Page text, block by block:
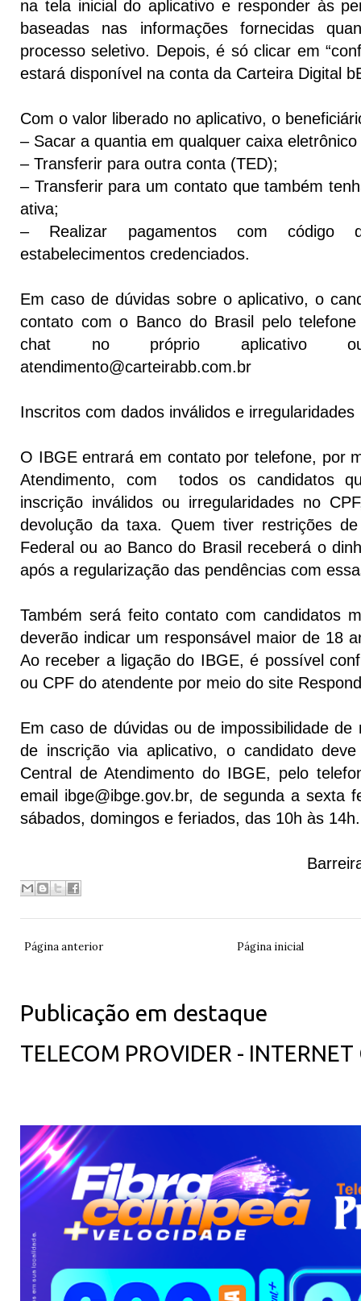
na tela inicial do aplicativo e responder às
baseadas nas informações fornecidas
processo seletivo. Depois, é só clicar em
estará disponível na conta da Carteira Digital
Com o valor liberado no aplicativo, o
– Sacar a quantia em qualquer caixa
– Transferir para outra conta (TED);
– Transferir para um contato que também
ativa;
– Realizar pagamentos com
estabelecimentos credenciados.
Em caso de dúvidas sobre o aplicativo, o
contato com o Banco do Brasil pelo
chat no próprio aplicativo
atendimento@carteirabb.com.br
Inscritos com dados inválidos e irregularidades
O IBGE entrará em contato por telefone, por
Atendimento, com todos os candidatos
inscrição inválidos ou irregularidades no
devolução da taxa. Quem tiver restrições
Federal ou ao Banco do Brasil receberá o
após a regularização das pendências com
Também será feito contato com candidatos
deverão indicar um responsável maior de 18
Ao receber a ligação do IBGE, é possível
ou CPF do atendente por meio do site
Em caso de dúvidas ou de impossibilidade de
de inscrição via aplicativo, o candidato
Central de Atendimento do IBGE, pelo
email ibge@ibge.gov.br, de segunda a sexta
sábados, domingos e feriados, das 10h às
Página anterior Página inicial
Publicação em destaque
TELECOM PROVIDER -